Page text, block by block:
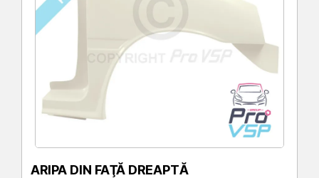
ARIPA DIN FAŢĂ DREAPTĂ